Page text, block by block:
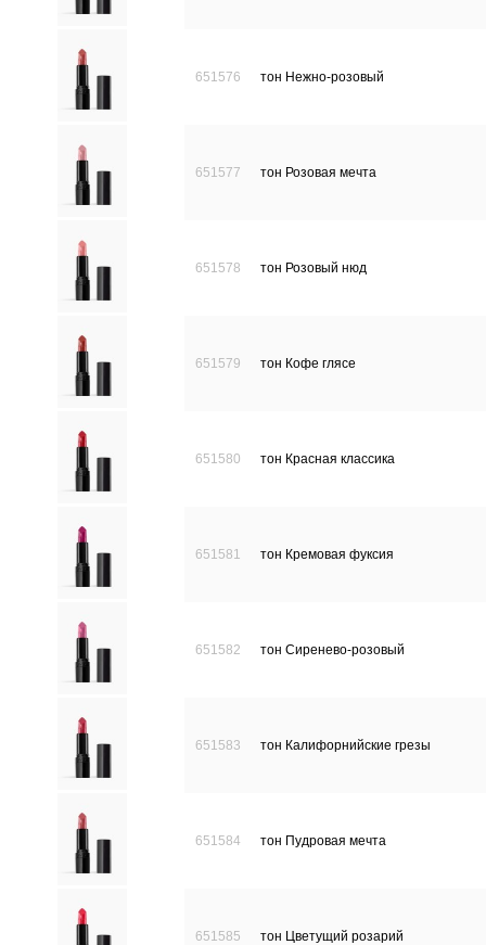
651576 тон Нежно-розовый
651577 тон Розовая мечта
651578 тон Розовый нюд
651579 тон Кофе глясе
651580 тон Красная классика
651581 тон Кремовая фуксия
651582 тон Сиренево-розовый
651583 тон Калифорнийские грезы
651584 тон Пудровая мечта
651585 тон Цветущий розарий